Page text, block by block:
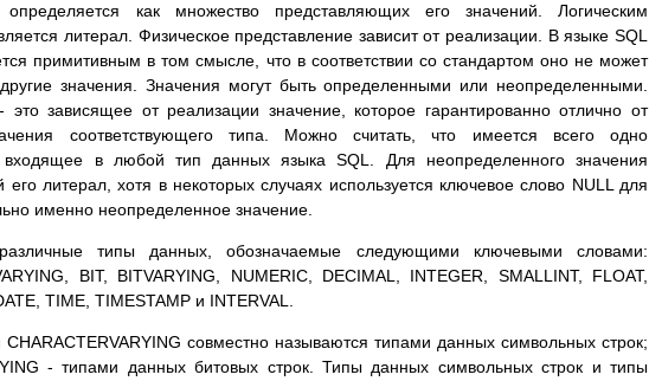
как множество представляющих его значений. Логическим
литерал. Физическое представление зависит от реализации. В языке SQL
примитивным в том смысле, что в соответствии со стандартом оно не может
значения. Значения могут быть определенными или неопределенными.
зависящее от реализации значение, которое гарантированно отлично от
соответствующего типа. Можно считать, что имеется всего одно
входящее в любой тип данных языка SQL. Для неопределенного значения
его литерал, хотя в некоторых случаях используется ключевое слово NULL для
именно неопределенное значение.
типы данных, обозначаемые следующими ключевыми словами:
BIT, BITVARYING, NUMERIC, DECIMAL, INTEGER, SMALLINT, FLOAT,
TIME, TIMESTAMP и INTERVAL.
совместно называются типами данных символьных строк;
- типами данных битовых строк. Типы данных символьных строк и типы